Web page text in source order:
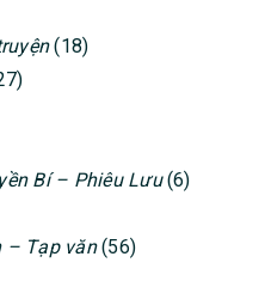
(18)
Bí – Phiêu Lưu(6)
– Tạp văn(56)